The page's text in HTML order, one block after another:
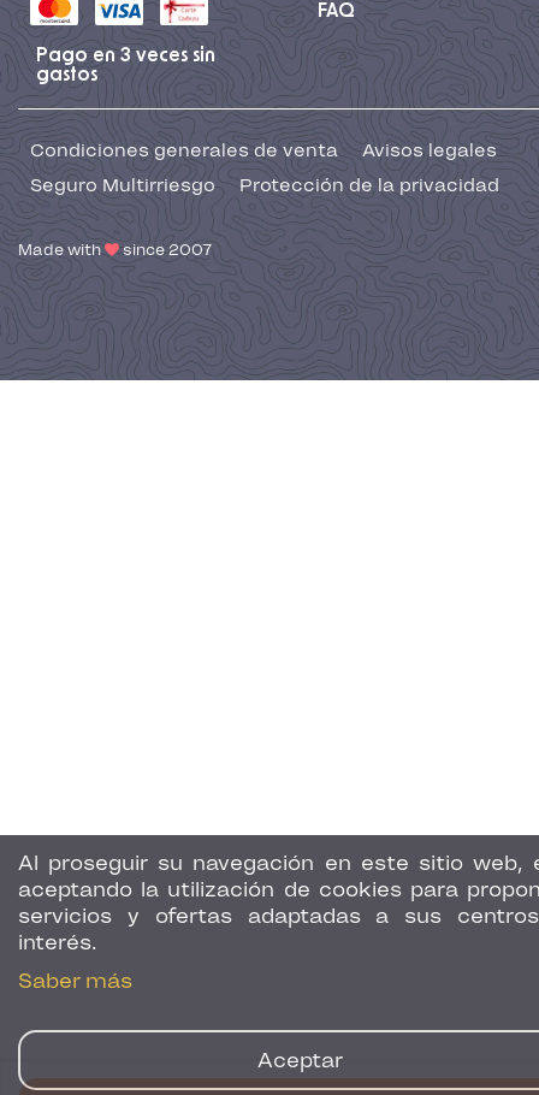
Al proseguir su navegación en este sitio web,
aceptando la utilización de cookies para
servicios y ofertas adaptadas a sus
interés.
Saber más
Aceptar
FAQ
Pago en 3 veces sin
gastos
Condiciones generales de venta
Avisos legales
Seguro Multirriesgo
Protección de la privacidad
Made with since 2007